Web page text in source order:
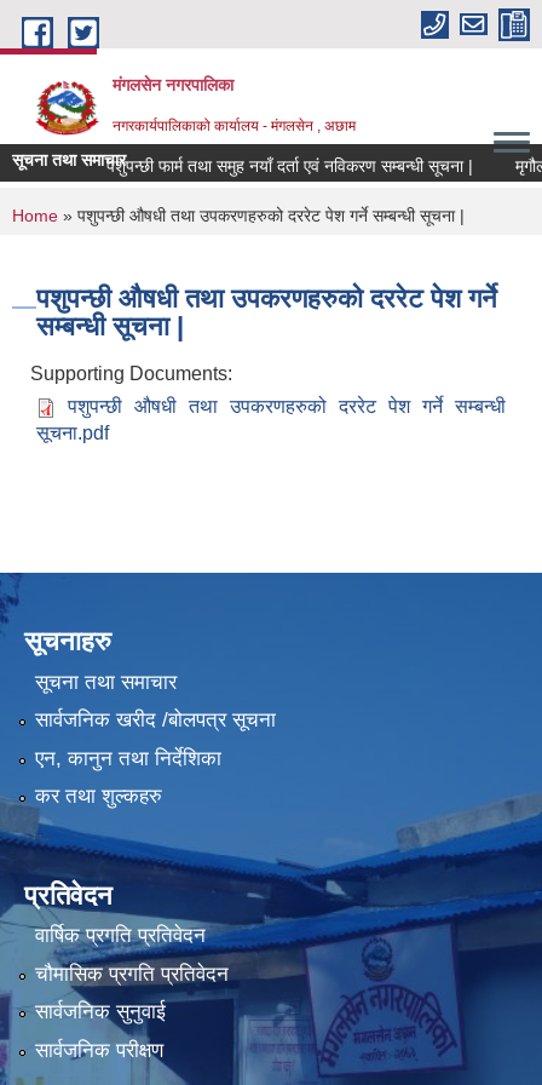
Skip to main content
मंगलसेन नगरपालिका
नगरकार्यपालिकाको कार्यालय - मंगलसेन , अछाम
सूचना तथा समाचारपशुपन्छी फार्म तथा समुह नयाँ दर्ता एवं नविकरण सम्बन्धी सूचना |
You are here
Home » पशुपन्छी औषधी तथा उपकरणहरुको दररेट पेश गर्ने सम्बन्धी सूचना |
पशुपन्छी औषधी तथा उपकरणहरुको दररेट पेश गर्ने
सम्बन्धी सूचना |
Supporting Documents:
पशुपन्छी औषधी तथा उपकरणहरुको दररेट पेश गर्ने सम्बन्धी
सूचना.pdf
सूचनाहरु
सूचना तथा समाचार
सार्वजनिक खरीद /बोलपत्र सूचना
एन, कानुन तथा निर्देशिका
कर तथा शुल्कहरु
प्रतिवेदन
वार्षिक प्रगति प्रतिवेदन
चौमासिक प्रगति प्रतिवेदन
सार्वजनिक सुनुवाई
सार्वजनिक परीक्षण